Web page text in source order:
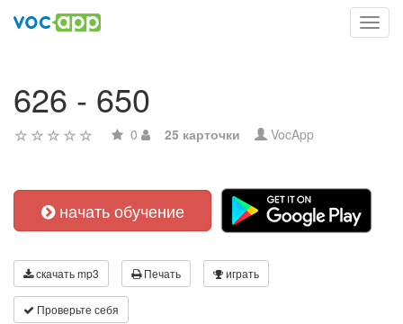
626 - 650
0 25 карточки VocApp
начать обучение
скачать mp3 Печать играть
Проверьте себя